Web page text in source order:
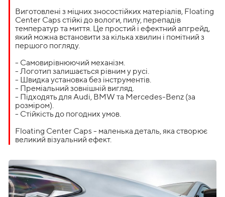
Виготовлені з міцних зносостійких матеріалів, Floating
Center Caps стійкі до вологи, пилу, перепадів
температур та миття. Це простий і ефектний апгрейд,
який можна встановити за кілька хвилин і помітний з
першого погляду.
- Самовирівнюючий механізм.
- Логотип залишається рівним у русі.
- Швидка установка без інструментів.
- Преміальний зовнішній вигляд.
- Підходять для Audi, BMW та Mercedes-Benz (за
розміром).
- Стійкість до погодних умов.
Floating Center Caps - маленька деталь, яка створює
великий візуальний ефект.